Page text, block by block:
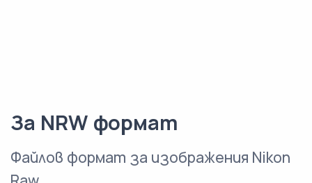
За NRW формат
Файлов формат за изображения Nikon